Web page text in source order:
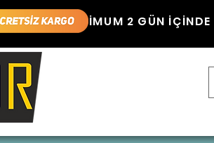
2 GÜN İÇİNDE